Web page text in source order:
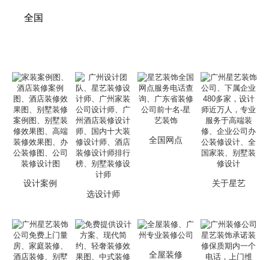
全国
设计案例
选设计师
全国网点
关于星艺
全屋装修